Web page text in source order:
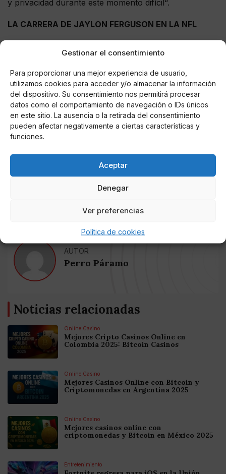
Gestionar el consentimiento
Para proporcionar una mejor experiencia de usuario,
utilizamos cookies para acceder y/o almacenar la información
del dispositivo. Su consentimiento nos permitirá procesar
datos como el comportamiento de navegación o IDs únicos
en este sitio. La ausencia o la retirada del consentimiento
pueden afectar negativamente a ciertas características y
funciones.
Aceptar
Denegar
Ver preferencias
Política de cookies
y privacidad durante este momento difícil“.
LA CARRERA DE JAYLON FERGUSON EN LA NFL
con los Ravens se había ganado un lugar en la
defensiva.Jugó 38 partidos desde su llegada a la liga
con Baltimore.
Fue drafteado en la tercera ronda del draft de
2019. Jaylon Ferguson tiene como profesional en la
NFL 4.5 capturas de QB y 44 tacleos en solitario, 67
en combinado.
Como colegial tuvo una destacada paraticipación,
porque rompió varios récords escolares como el líder
NCAA FBS y también fue nombrado
AUTOR
Perro Páramo
Noticias relacionadas
Online Casino
Mejores Cripto Casinos Online en
Colombia 2025: Bitcoin Casinos
Online Casino
Mejores Casinos Online con Bitcoin y
Criptomonedas en Argentina 2025
Online Casino
Mejores casinos online con
criptomonedas y Bitcoin en México 2025
Entretenimiento